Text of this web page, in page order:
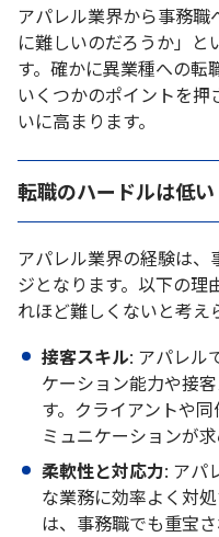
アパレル業界から事務職
に難しいのだろうか」
す。確かに異業種への転
いくつかのポイントを
いに高まります。
転職のハードルは低い
アパレル業界の経験は
ジとなります。以下の理
れほど難しくないと考え
接客スキル: アパレル
ケーション能力や接
す。クライアントや
ミュニケーションが求
柔軟性と対応力: アパ
な業務に効率よく対
は、事務職でも重宝さ